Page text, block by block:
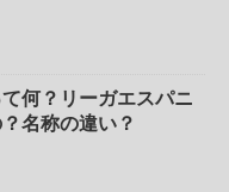
て何？リーガエスパニ
名称の違い？